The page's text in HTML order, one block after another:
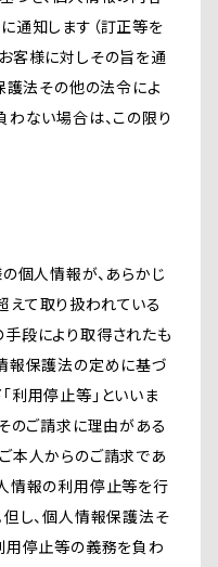
通知します（訂正等を
客様に対しその旨を通
護法その他の法令によ
わない場合は、この限り
個人情報が、あらかじ
て取り扱われている
段により取得されたも
報保護法の定めに基づ
利用停止等」といいま
のご請求に理由がある
本人からのご請求であ
情報の利用停止等を行
但し、個人情報保護法そ
用停止等の義務を負わ